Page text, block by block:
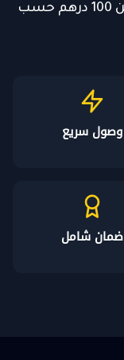
30-40 دقيقة بأسعار تنافسية تبدأ من 100 درهم حسب
وصول سريع
ضمان شامل